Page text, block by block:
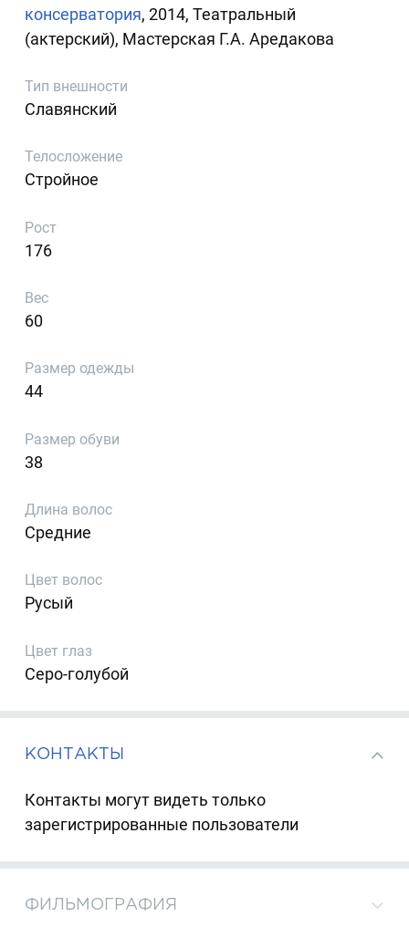
консерватория, 2014, Театральный
(актерский), Мастерская Г.А. Аредакова
Тип внешности
Славянский
Телосложение
Стройное
Рост
176
Вес
60
Размер одежды
44
Размер обуви
38
Длина волос
Средние
Цвет волос
Русый
Цвет глаз
Серо-голубой
КОНТАКТЫ
Контакты могут видеть только
зарегистрированные пользователи
ФИЛЬМОГРАФИЯ